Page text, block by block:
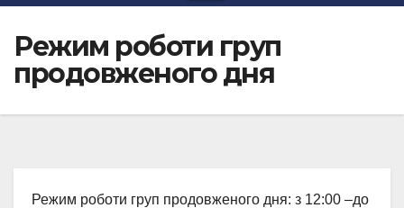
Режим роботи груп
продовженого дня
Режим роботи груп продовженого дня: з 12:00 –до